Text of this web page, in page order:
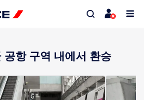
공항 구역 내에서 환승